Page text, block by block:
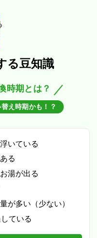
る豆知識
時期とは？
え時期かも！？
いている
る
湯が出る
が多い（少ない）
ている